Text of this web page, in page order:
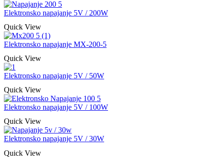
Elektronsko napajanje 5V / 200W
Quick View
Elektronsko napajanje MX-200-5
Quick View
Elektronsko napajanje 5V / 50W
Quick View
Elektronsko napajanje 5V / 100W
Quick View
Elektronsko napajanje 5V / 30W
Quick View